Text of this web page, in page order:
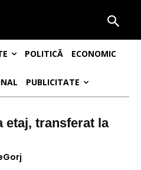
POLITICĂ ECONOMIC
PUBLICITATE
etaj, transferat la